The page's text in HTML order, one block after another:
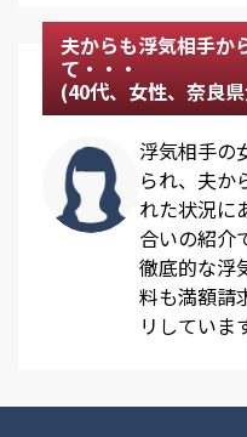
夫からも浮気相手か
て・・・
(40代、女性、奈良
浮気相手の
られ、夫か
れた状況に
合いの紹介
徹底的な浮
料も満額請
リしていま